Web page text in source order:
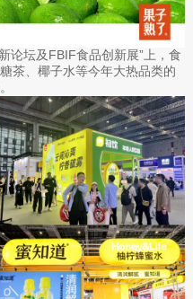
论坛及FBIF食品创新展”上，食
茶、椰子水等今年大热品类的